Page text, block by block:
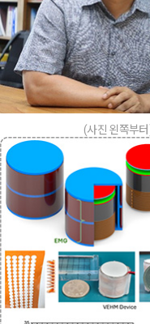
(사진 왼쪽부